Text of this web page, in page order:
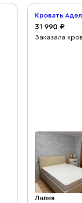
31 990
Заказала
день после
часа и вот, у
уютная и
красиво
спина на нем
обращусь в
Лилия